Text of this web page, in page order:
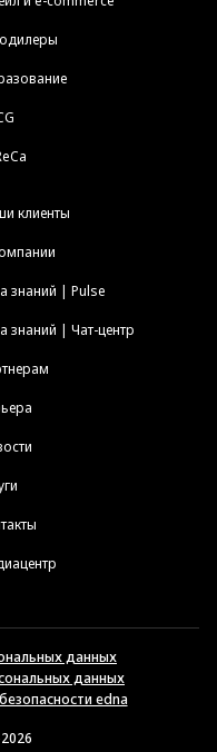
клиенты
знаний | Pulse
знаний | Чат-центр
данных
данных
edna